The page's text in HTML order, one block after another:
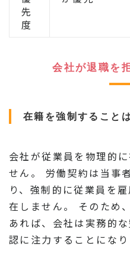
先
度
会社が退職を
在籍を強制すること
会社が従業員を物理的
せん。 労働契約は当事
り、強制的に従業員を
在しません。 そのため
あれば、会社は実務的
認に注力することになり